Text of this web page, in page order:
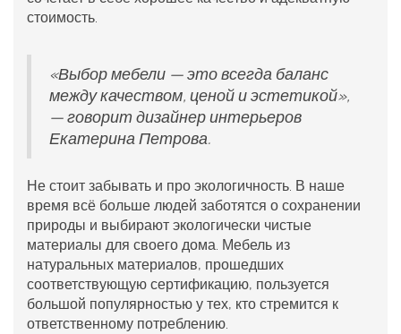
стоимость.
«Выбор мебели — это всегда баланс
между качеством, ценой и эстетикой»,
— говорит дизайнер интерьеров
Екатерина Петрова.
Не стоит забывать и про экологичность. В наше
время всё больше людей заботятся о сохранении
природы и выбирают экологически чистые
материалы для своего дома. Мебель из
натуральных материалов, прошедших
соответствующую сертификацию, пользуется
большой популярностью у тех, кто стремится к
ответственному потреблению.